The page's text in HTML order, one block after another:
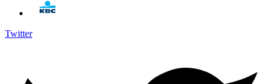
Twitter